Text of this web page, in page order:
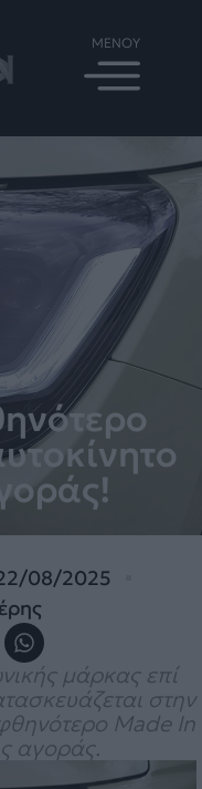
08/2025
μάρκας επί
στην
Made In
αγοράς.